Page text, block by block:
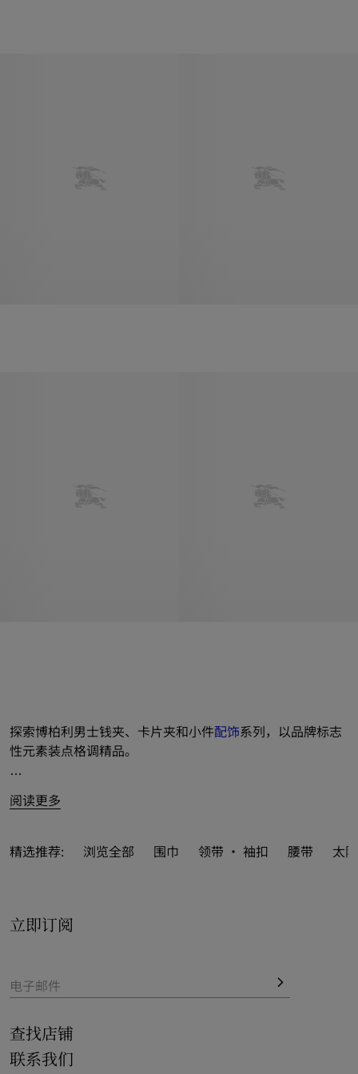
探索博柏利男士钱夹、卡片夹和小件配饰系列，以品牌标志
性元素装点格调精品。
面料匠心制成；亦搭配双折和链饰钱夹，以多姿精品演绎绅
一览系列精品，以便携式尺寸成就多样设计。
阅读更多
精选推荐: 浏览全部 围巾 领带 · 袖扣 腰带 太
立即订阅
电子邮件
查找店铺
联系我们